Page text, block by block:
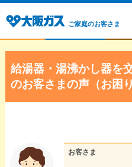
ご家庭のお客さま
給湯器・湯沸かし器を
のお客さまの声（お困
お客さま